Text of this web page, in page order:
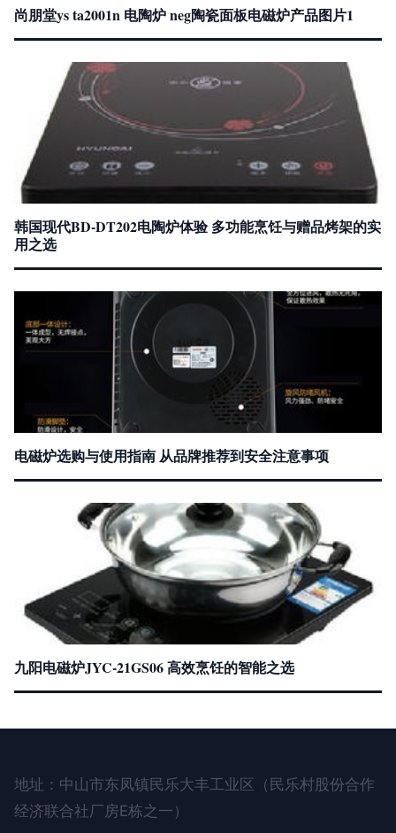
尚朋堂ys ta2001n 电陶炉 neg陶瓷面板电磁炉产品图片1
韩国现代BD-DT202电陶炉体验 多功能烹饪与赠品烤架的实
用之选
电磁炉选购与使用指南 从品牌推荐到安全注意事项
九阳电磁炉JYC-21GS06 高效烹饪的智能之选
地址：中山市东凤镇民乐大丰工业区（民乐村股份合作
经济联合社厂房E栋之一）